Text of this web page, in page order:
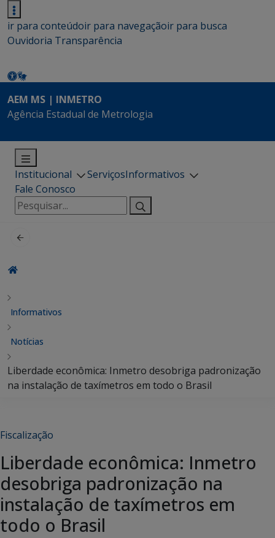
ir para conteúdoir para navegaçãoir para busca
Ouvidoria Transparência
AEM MS | INMETRO
Agência Estadual de Metrologia
Institucional ServiçosInformativos
Fale Conosco
Pesquisar
por:
Informativos
Notícias
Liberdade econômica: Inmetro desobriga padronização
na instalação de taxímetros em todo o Brasil
Fiscalização
Liberdade econômica: Inmetro
desobriga padronização na
instalação de taxímetros em
todo o Brasil